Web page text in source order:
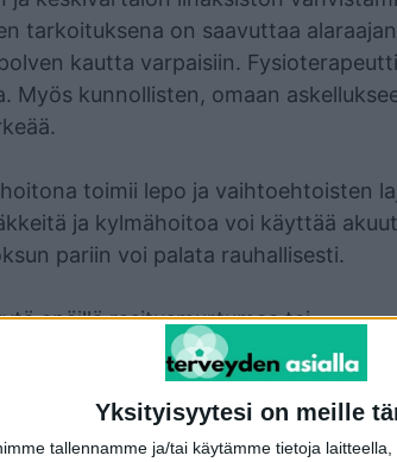
Yksityisyytesi on meille
tallennamme ja/tai käytämme tietoja
tarkoituksena on saavuttaa alaraajan
kautta varpaisiin.
Myös kunnollisten, omaan
toimii lepo ja vaihtoehtoisten
ja kylmähoitoa voi käyttää
pariin voi palata rauhallisesti.
epäillä rasitusmurtumaa tai
mahdollisimman pian eikä jäädä
kinesioteippaus tai